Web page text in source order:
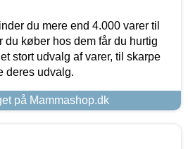
du mere end 4.000 varer til
du køber hos dem får du hurtig
stort udvalg af varer, til skarpe
deres udvalg.
på Mammashop.dk